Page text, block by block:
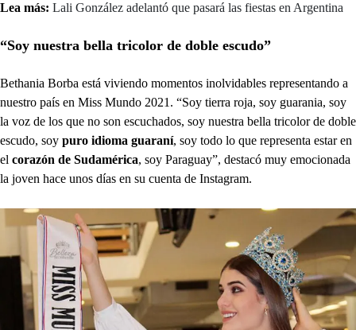
Lea más: Lali González adelantó que pasará las fiestas en Argentina
“Soy nuestra bella tricolor de doble escudo”
Bethania Borba está viviendo momentos inolvidables representando a
nuestro país en Miss Mundo 2021. “Soy tierra roja, soy guarania, soy
la voz de los que no son escuchados, soy nuestra bella tricolor de doble
escudo, soy puro idioma guaraní, soy todo lo que representa estar en
el corazón de Sudamérica, soy Paraguay”, destacó muy emocionada
la joven hace unos días en su cuenta de Instagram.